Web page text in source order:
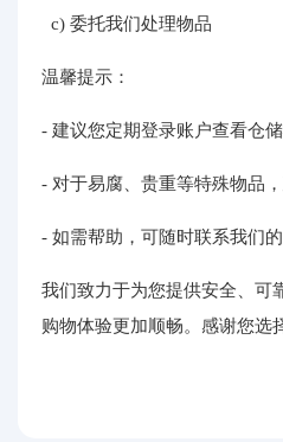
c) 委托我们处理物品
温馨提示：
- 建议您定期登录账户查看仓
- 对于易腐、贵重等特殊物品
- 如需帮助，可随时联系我们
我们致力于为您提供安全、可
购物体验更加顺畅。感谢您选